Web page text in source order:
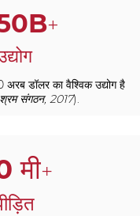
+
अरब डॉलर का वैश्विक उद्योग है
श्रम संगठन, 2017).
मी+